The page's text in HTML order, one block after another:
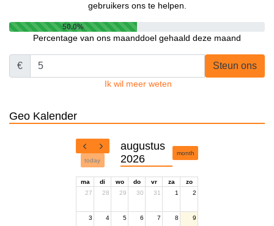
gebruikers ons te helpen.
50.0%
Percentage van ons maanddoel gehaald deze maand
€ Steun ons
Ik wil meer weten
Geo Kalender
today
augustus
2026
month
ma di wo do vr za
zo
27
28 29 30 31 1 2
3 4 5 6 7 8 9